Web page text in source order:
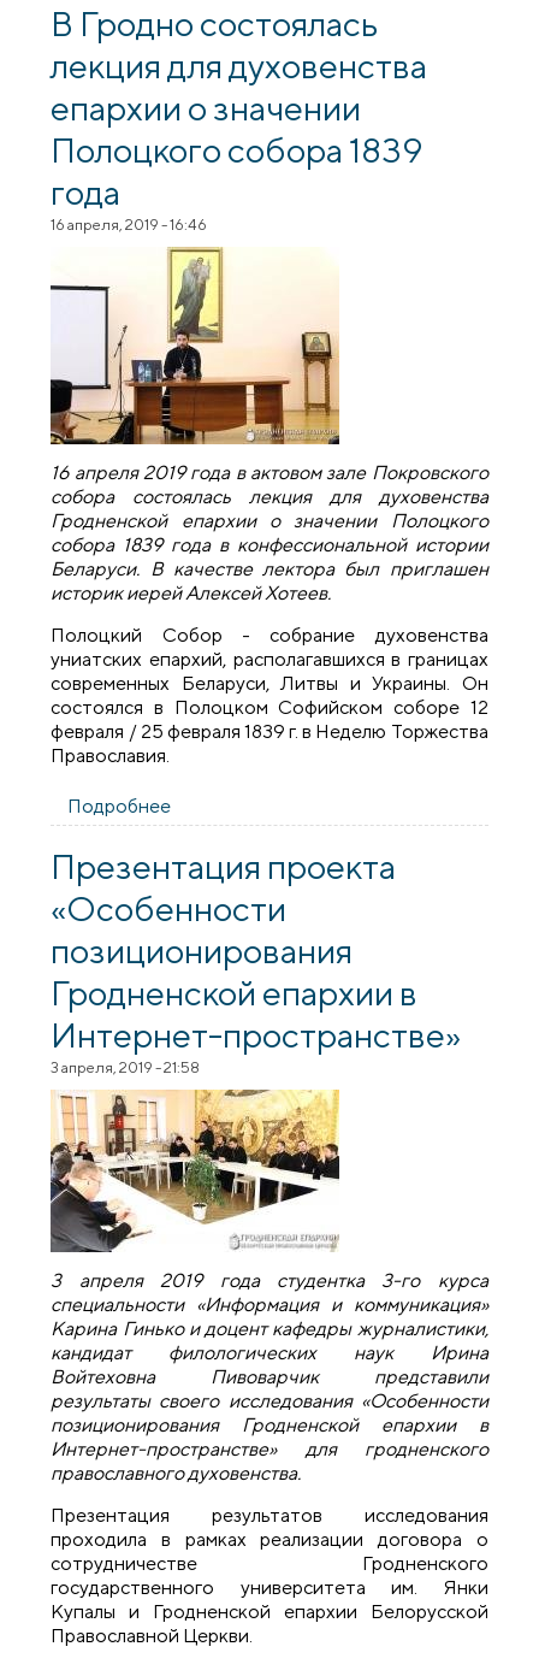
Покровском соборе
В Гродно состоялась
лекция для духовенства
епархии о значении
Полоцкого собора 1839
года
16 апреля, 2019 - 16:46
16 апреля 2019 года в актовом зале Покровского
собора состоялась лекция для духовенства
Гродненской епархии о значении Полоцкого
собора 1839 года в конфессиональной истории
Беларуси. В качестве лектора был приглашен
историк иерей Алексей Хотеев.
Полоцкий Собор - собрание духовенства
униатских епархий, располагавшихся в границах
современных Беларуси, Литвы и Украины. Он
состоялся в Полоцком Софийском соборе 12
февраля / 25 февраля 1839 г. в Неделю Торжества
Православия.
Подробнее
духовенства епархии о значении
Презентация проекта
«Особенности
позиционирования
Гродненской епархии в
Интернет-пространстве»
3 апреля, 2019 - 21:58
3 апреля 2019 года студентка 3-го курса
специальности «Информация и коммуникация»
Карина Гинько и доцент кафедры журналистики,
кандидат филологических наук Ирина
Войтеховна Пивоварчик представили
результаты своего исследования «Особенности
позиционирования Гродненской епархии в
Интернет-пространстве» для гродненского
православного духовенства.
Презентация результатов исследования
проходила в рамках реализации договора о
сотрудничестве Гродненского
государственного университета им. Янки
Купалы и Гродненской епархии Белорусской
Православной Церкви.